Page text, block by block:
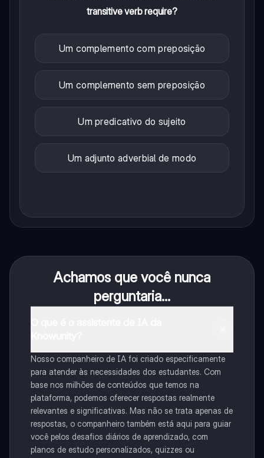
transitive verb require?
Um complemento com preposição
Um complemento sem preposição
Um predicativo do sujeito
Um adjunto adverbial de modo
Achamos que você nunca
perguntaria...
Nosso companheiro de IA foi criado especificamente
para atender às necessidades dos estudantes. Com
base nos milhões de conteúdos que temos na
plataforma, podemos oferecer respostas realmente
relevantes e significativas. Mas não se trata apenas de
respostas, o companheiro também está aqui para guiar
você pelos desafios diários de aprendizado, com
planos de estudo personalizados, quizzes ou